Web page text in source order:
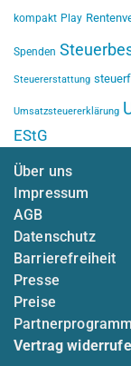
kompakt Play
Spenden
Steuererstattung
Umsatzsteuererklärung
EStG
Über uns
Impressum
AGB
Datenschutz
Barrierefreiheit
Presse
Preise
Partnerprogramm
Vertrag